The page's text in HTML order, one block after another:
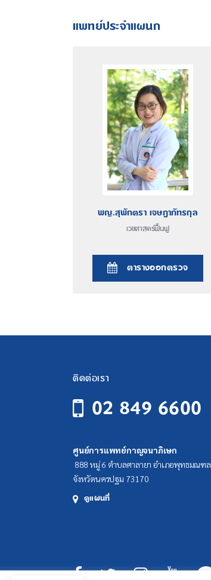
แพทย์ประจำแผนก
เวชศาสตร์ฟื้นฟู
พญ.สุพักตรา เจษฎาภัทรกุล
ตารางออกตรวจ
ติดต่อเรา
02 849 6600
ศูนย์การแพทย์กาญจนาภิเษก
888 หมู่ 6 ตำบลศาลายา อำเภอพุทธมณฑล
จังหวัดนครปฐม 73170
ดูแผนที่